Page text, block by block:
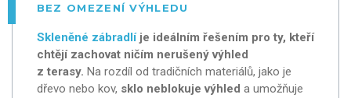
BEZ OMEZENÍ VÝHLEDU
Skleněné zábradlíje ideálním řešením pro ty, kteří
chtějí zachovat ničím nerušený výhled
z terasy. Na rozdíl od tradičních materiálů, jako je
dřevo nebo kov, sklo neblokuje výhled a umožňuje